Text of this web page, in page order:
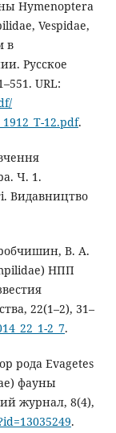
Hymenoptera
Vespidae,
в
Русское
URL:
12.pdf.
Ч. 1.
Видавництво
В. А.
НПП
22(1–2), 31–
2_7.
рода Evagetes
фауны
журнал, 8(4),
.